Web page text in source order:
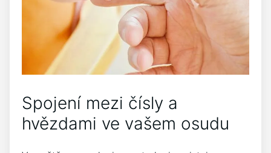
Spojení mezi čísly a
hvězdami ve vašem osudu